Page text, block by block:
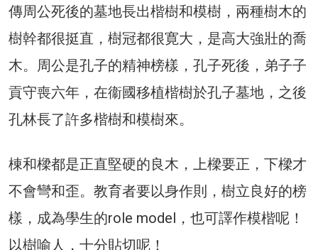
傳周公死後的墓地長出楷樹和模樹，兩種樹木的
樹幹都很挺直，樹冠都很寛大，是高大強壯的喬
木。周公是孔子的精神榜樣，孔子死後，弟子子
貢守喪六年，在衞國移植楷樹於孔子墓地，之後
孔林長了許多楷樹和模樹來。
棟和樑都是正直堅硬的良木，上樑要正，下樑才
不會彎和歪。教育者要以身作則，樹立良好的榜
樣，成為學生的role model，也可譯作模楷呢！
以樹喻人，十分貼切呢！